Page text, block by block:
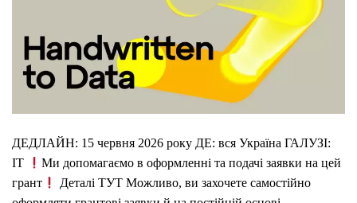
ДЕДЛАЙН: 15 червня 2026 року ДЕ: вся Україна ГАЛУЗІ:
IT
Ми допомагаємо в оформленні та подачі заявки на цей
грант
Деталі ТУТ Можливо, ви захочете самостійно